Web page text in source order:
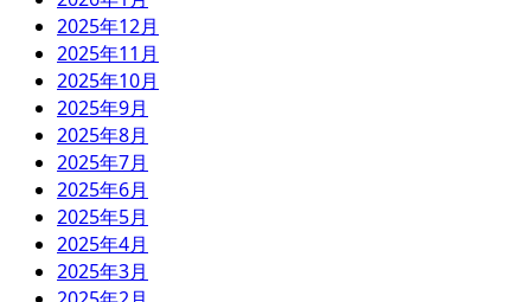
2025年12月
2025年11月
2025年10月
2025年9月
2025年8月
2025年7月
2025年6月
2025年5月
2025年4月
2025年3月